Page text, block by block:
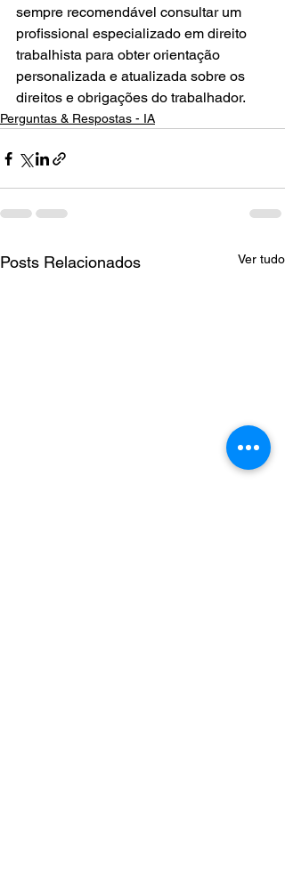
sempre recomendável consultar um
profissional especializado em direito
trabalhista para obter orientação
personalizada e atualizada sobre os
direitos e obrigações do trabalhador.
Perguntas & Respostas - IA
Posts Relacionados Ver tudo